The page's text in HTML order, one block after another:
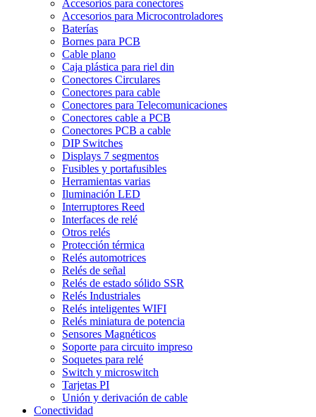
Accesorios para conectores
Accesorios para Microcontroladores
Baterías
Bornes para PCB
Cable plano
Caja plástica para riel din
Conectores Circulares
Conectores para cable
Conectores para Telecomunicaciones
Conectores cable a PCB
Conectores PCB a cable
DIP Switches
Displays 7 segmentos
Fusibles y portafusibles
Herramientas varias
Iluminación LED
Interruptores Reed
Interfaces de relé
Otros relés
Protección térmica
Relés automotrices
Relés de señal
Relés de estado sólido SSR
Relés Industriales
Relés inteligentes WIFI
Relés miniatura de potencia
Sensores Magnéticos
Soporte para circuito impreso
Soquetes para relé
Switch y microswitch
Tarjetas PI
Unión y derivación de cable
Conectividad